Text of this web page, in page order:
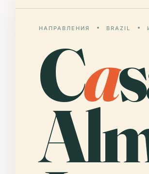
НАПРАВЛЕНИЯ BRAZIL
Ca